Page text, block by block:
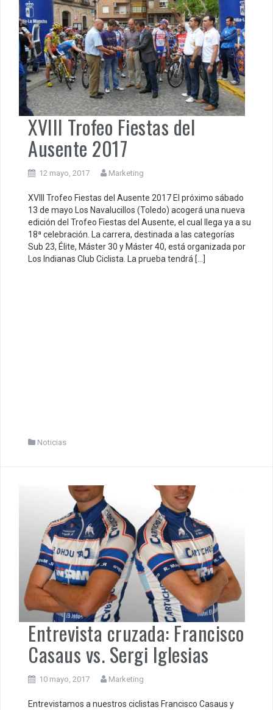
XVIII Trofeo Fiestas del
Ausente 2017
12 mayo, 2017 Marketing
XVIII Trofeo Fiestas del Ausente 2017 El próximo sábado
13 de mayo Los Navalucillos (Toledo) acogerá una nueva
edición del Trofeo Fiestas del Ausente, el cual llega ya a su
18ª celebración. La carrera, destinada a las categorías
Sub 23, Élite, Máster 30 y Máster 40, está organizada por
Los Indianas Club Ciclista. La prueba tendrá […]
Noticias
Entrevista cruzada: Francisco
Casaus vs. Sergi Iglesias
10 mayo, 2017 Marketing
Entrevistamos a nuestros ciclistas Francisco Casaus y